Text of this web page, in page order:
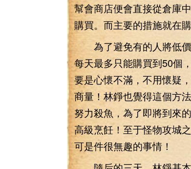
幫會商店便會直接從倉庫
購買。而主要的措施就在
為了避免有的人將低價
每天最多只能購買到50個
要是心懷不滿，不用懷疑
商量！林錚也覺得這個方
努力殺魚，為了即將到來
高級烹飪！至于怪物攻城
可是件很無趣的事情！